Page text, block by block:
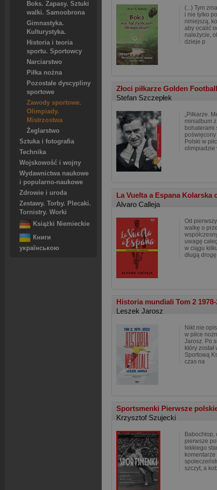
Boks. Zapasy. Sztuki
walki. Samoobrona
Gimnastyka.
Kulturystyka.
Historia i teoria
sportu. Sportowcy
Narciarstwo
Piłka nożna
Pozostałe dyscypliny
sportowe
Zawody sportowe.
Olimpiady.
Mistrzostwa
Żeglarstwo
Sztuka i fotografia
Technika
Wojskowość i wojny
Wydawnictwa naukowe
i popularno-naukowe
Zdrowie i uroda
Zestawy. Torby. Plecaki.
Tornistry. Worki
Książki Niemieckie
Книги
українською
(...) Tym
i nie tylko
niniejszą,
aby ocalić
należycie,
dzieje p
Złoci piłkarze Golden
Stefan Szczepłek
„Piłkarze.
minialbum
bohaterami
poświęcony
Polski w
olimpiadzie
La Vuelta a Espana Kolarska
Alvaro Calleja
Od
walkę o
uwagę
w ciągu
długą
Historia mundiali Tom 2
Leszek Jarosz
Nikt nie
w piłce
Jarosz. Po
który
Sportową
czas na
Sportsmenki Pierwsze
Krzysztof Szujecki
pierwsze
lekkiego
szczyt, a